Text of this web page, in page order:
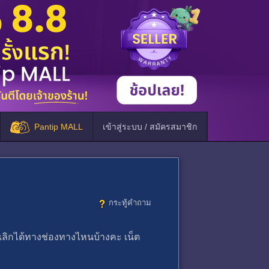
Pantip MALL เข้าสู่ระบบ / สมัครสมาชิก
กระทู้คำถาม
กได้ทางช่องทางไหนบ้างคะ เน็ต